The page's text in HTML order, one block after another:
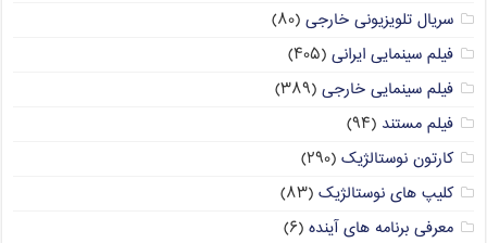
سریال تلویزیونی خارجی (۸۰)
فیلم سینمایی ایرانی (۴۰۵)
فیلم سینمایی خارجی (۳۸۹)
فیلم مستند (۹۴)
کارتون نوستالژیک (۲۹۰)
کلیپ های نوستالژیک (۸۳)
معرفی برنامه های آینده (۶)